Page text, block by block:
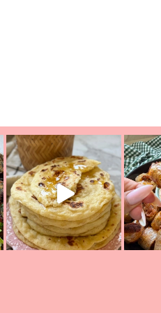
מעול
לאכול משהו אז מה בשבילכם? בפ
פסטל טוניסאי לתשעת